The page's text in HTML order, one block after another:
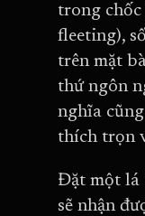
trong
fleeting),
trên mặt
thứ ngôn
nghĩa
thích trọn
Đặt một lá
sẽ nhận